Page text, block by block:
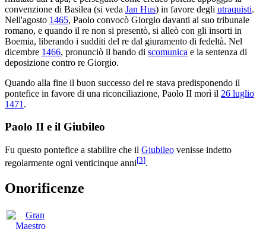
convenzione di Basilea (si veda Jan Hus) in favore degli utraquisti.
Nell'agosto 1465, Paolo convocò Giorgio davanti al suo tribunale
romano, e quando il re non si presentò, si alleò con gli insorti in
Boemia, liberando i sudditi del re dal giuramento di fedeltà. Nel
dicembre 1466, pronunciò il bando di scomunica e la sentenza di
deposizione contro re Giorgio.
Quando alla fine il buon successo del re stava predisponendo il
pontefice in favore di una riconciliazione, Paolo II morì il 26 luglio
1471 .
Paolo II e il Giubileo
Fu questo pontefice a stabilire che il Giubileo venisse indetto
regolarmente ogni venticinque anni[3].
Onorificenze